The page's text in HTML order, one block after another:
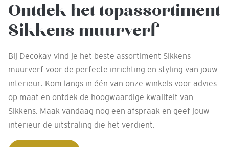
Ontdek het topassortiment
Sikkens muurverf
Bij Decokay vind je het beste assortiment Sikkens
muurverf voor de perfecte inrichting en styling van jouw
interieur. Kom langs in één van onze winkels voor advies
op maat en ontdek de hoogwaardige kwaliteit van
Sikkens. Maak vandaag nog een afspraak en geef jouw
interieur de uitstraling die het verdient.